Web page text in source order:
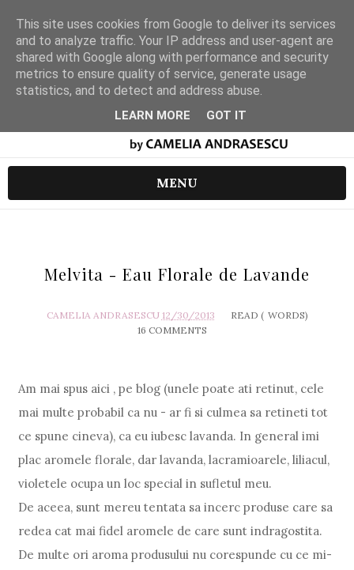
MENU
Melvita - Eau Florale de Lavande
CAMELIA ANDRASESCU 12/30/2013 READ ( WORDS)
16 COMMENTS
Am mai spus aici , pe blog (unele poate ati retinut, cele
mai multe probabil ca nu - ar fi si culmea sa retineti tot
ce spune cineva), ca eu iubesc lavanda. In general imi
plac aromele florale, dar lavanda, lacramioarele, liliacul,
violetele ocupa un loc special in sufletul meu.
De aceea, sunt mereu tentata sa incerc produse care sa
redea cat mai fidel aromele de care sunt indragostita.
De multe ori aroma produsului nu corespunde cu ce mi-
This site uses cookies from Google to deliver its services
and to analyze traffic. Your IP address and user-agent are
shared with Google along with performance and security
metrics to ensure quality of service, generate usage
statistics, and to detect and address abuse.
LEARN MORE GOT IT